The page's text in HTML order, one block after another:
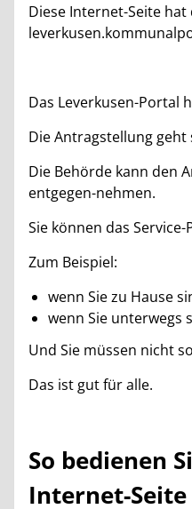
Diese Internet-Seite hat
Das Leverkusen-Portal
Die Antragstellung
Die Behörde kann den
entgegen-nehmen.
Sie können das
Zum Beispiel:
wenn Sie zu Hause
wenn Sie unterwegs
Und Sie müssen nicht
Das ist gut für alle.
So bedienen
Internet-Seite